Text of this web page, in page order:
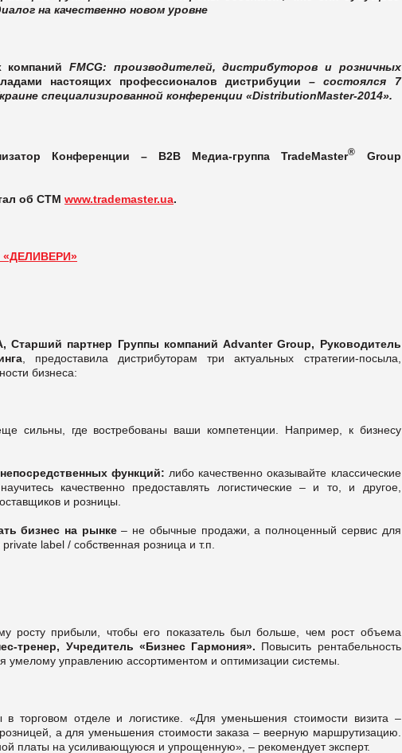
на качественно новом уровне
компаний FMCG: производителей, дистрибуторов и розничных
настоящих профессионалов дистрибуции– состоялся 7
специализированной конференции «DistributionMaster-2014».
Конференции – B2B Медиа-группа TradeMaster®
Group
об СТМ www.trademaster.ua.
«ДЕЛИВЕРИ»
Старший партнер Группы компанийAdvanter Group, Руководитель
, предоставила дистрибуторам три актуальных стратегии-посыла,
бизнеса:
сильны, где востребованы ваши компетенции. Например, к бизнесу
функций: либо качественно оказывайте классические
качественно предоставлять логистические – и то, и другое,
и розницы.
бизнес на рынке– не обычные продажи, а полноценный сервис для
label / собственная розница и т.п.
росту прибыли, чтобы его показатель был больше, чем рост объема
тренер, Учредитель «Бизнес Гармония». Повысить рентабельность
умелому управлению ассортиментом и оптимизации системы.
торговом отделе и логистике. «Для уменьшения стоимости визита –
а для уменьшения стоимости заказа – веерную маршрутизацию.
платы на усиливающуюся и упрощенную», – рекомендует эксперт.